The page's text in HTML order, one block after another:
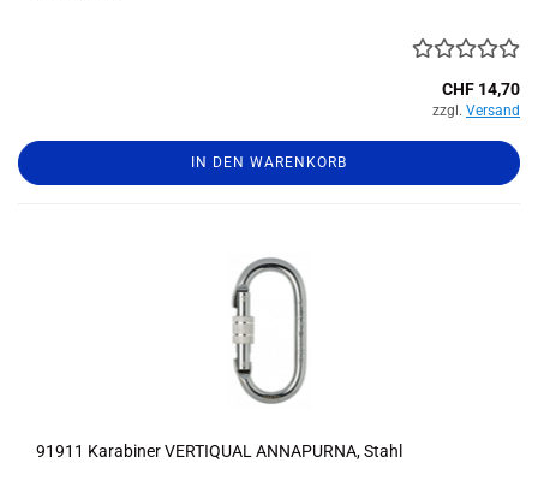
CHF 14,70
zzgl. Versand
IN DEN WARENKORB
91911 Ka­ra­bi­ner VER­TI­QUAL AN­NA­PUR­NA, Stahl